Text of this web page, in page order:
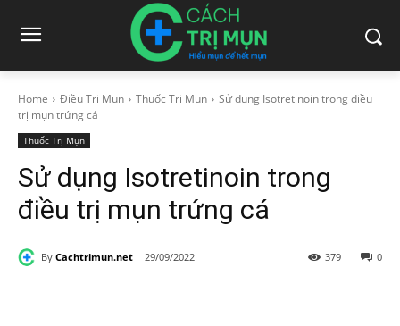
Home Điều Trị Mụn Thuốc Trị Mụn
Sử dụng Isotretinoin trong điều
trị mụn trứng cá
Thuốc Trị Mụn
Sử dụng Isotretinoin trong
điều trị mụn trứng cá
By Cachtrimun.net 29/09/2022 0
379